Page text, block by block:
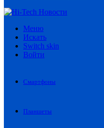
Меню
Искать
Switch skin
Войти
Смартфоны
Планшеты